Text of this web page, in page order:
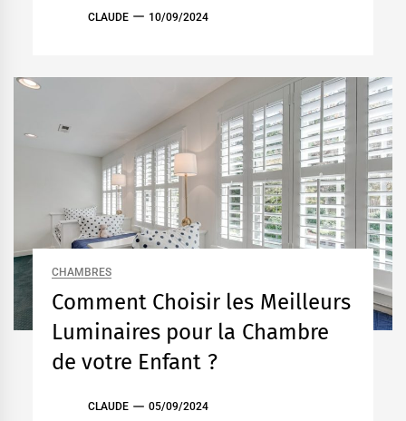
CLAUDE 10/09/2024
CHAMBRES
Comment Choisir les Meilleurs
Luminaires pour la Chambre
de votre Enfant ?
CLAUDE 05/09/2024